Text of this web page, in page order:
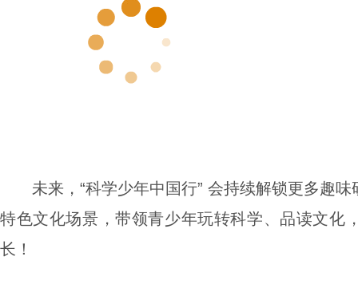
未来，“科学少年中国行” 会持续解锁更多趣
特色文化场景，带领青少年玩转科学、品读文化
长！